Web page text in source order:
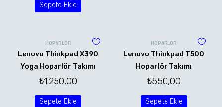
Sepete Ekle
HOPARLÖR
Lenovo Thinkpad X390
Yoga Hoparlör Takımı
₺1.250,00
Sepete Ekle
HOPARLÖR
Lenovo Thinkpad T500
Hoparlör Takımı
₺550,00
Sepete Ekle